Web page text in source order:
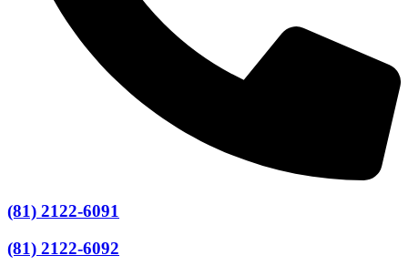
(81) 2122-6091
(81) 2122-6092